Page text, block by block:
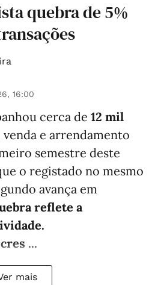
quebra de 5%
16:00
cerca de 12 mil
e arrendamento
semestre deste
o registado no mesmo
avança em
reflete a
cres ...
mais